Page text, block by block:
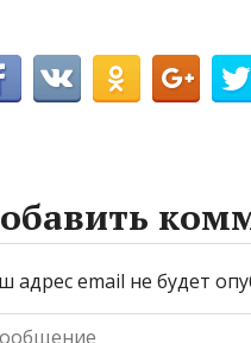
адрес email не будет